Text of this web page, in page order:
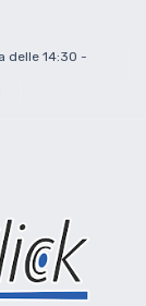
delle 14:30 -